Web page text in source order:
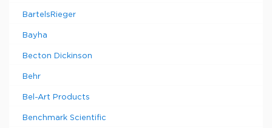
BartelsRieger
Bayha
Becton Dickinson
Behr
Bel-Art Products
Benchmark Scientific